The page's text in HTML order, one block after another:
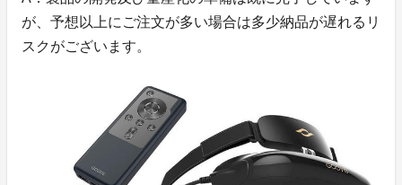
が、予想以上にご注文が多い場合は多少納品が遅れるリ
スクがございます。